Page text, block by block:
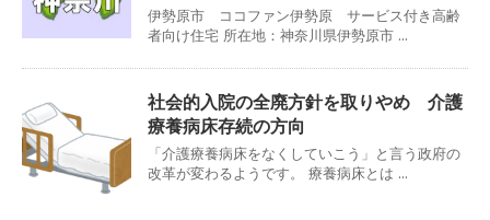
伊勢原市 ココファン伊勢原 サービス付き高齢
者向け住宅 所在地：神奈川県伊勢原市 ...
社会的入院の全廃方針を取りやめ 介護
療養病床存続の方向
「介護療養病床をなくしていこう」と言う政府の
改革が変わるようです。 療養病床とは ...